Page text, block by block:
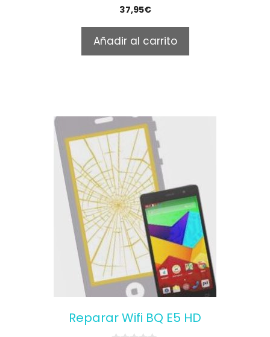
o
f
5
37,95€
Añadir al carrito
Reparar Wifi BQ E5 HD